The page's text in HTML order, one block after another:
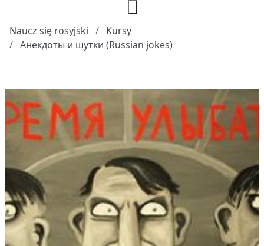
Naucz się rosyjski
Kursy
Анекдоты и шутки (Russian jokes)